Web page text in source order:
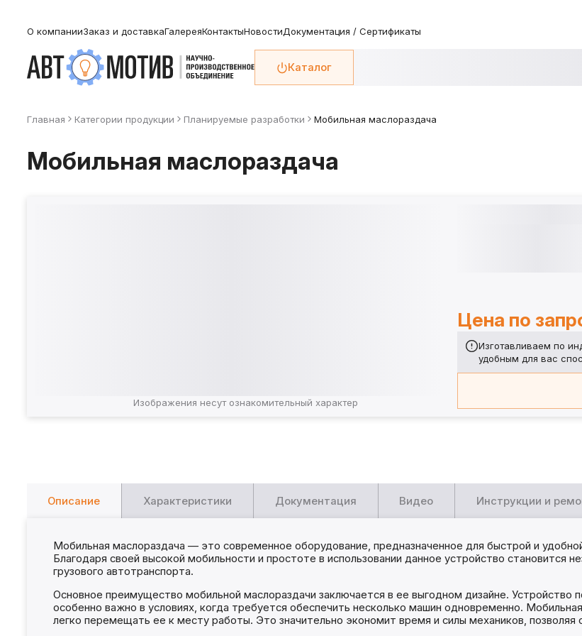
О компанииЗаказ и доставкаГалереяКонтактыНовостиДокументация / Сертификаты
Каталог
Главная Категории продукции Планируемые разработки Мобильная маслораздача
Мобильная маслораздача
Изображения несут ознакомительный характер
Цена по
Изготавливаем по
удобным для вас
Описание Характеристики Документация Видео Инструкции и
Мобильная маслораздача — это современное оборудование, предназначенное для быстрой и
Благодаря своей высокой мобильности и простоте в использовании данное устройство
грузового автотранспорта.
Основное преимущество мобильной маслораздачи заключается в ее выгодном дизайне. Устройство
особенно важно в условиях, когда требуется обеспечить несколько машин одновременно.
легко перемещать ее к месту работы. Это значительно экономит время и силы механиков, позволяя